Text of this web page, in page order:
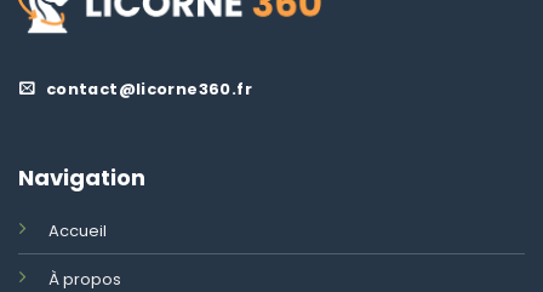
contact@licorne360.fr
Navigation
Accueil
À propos